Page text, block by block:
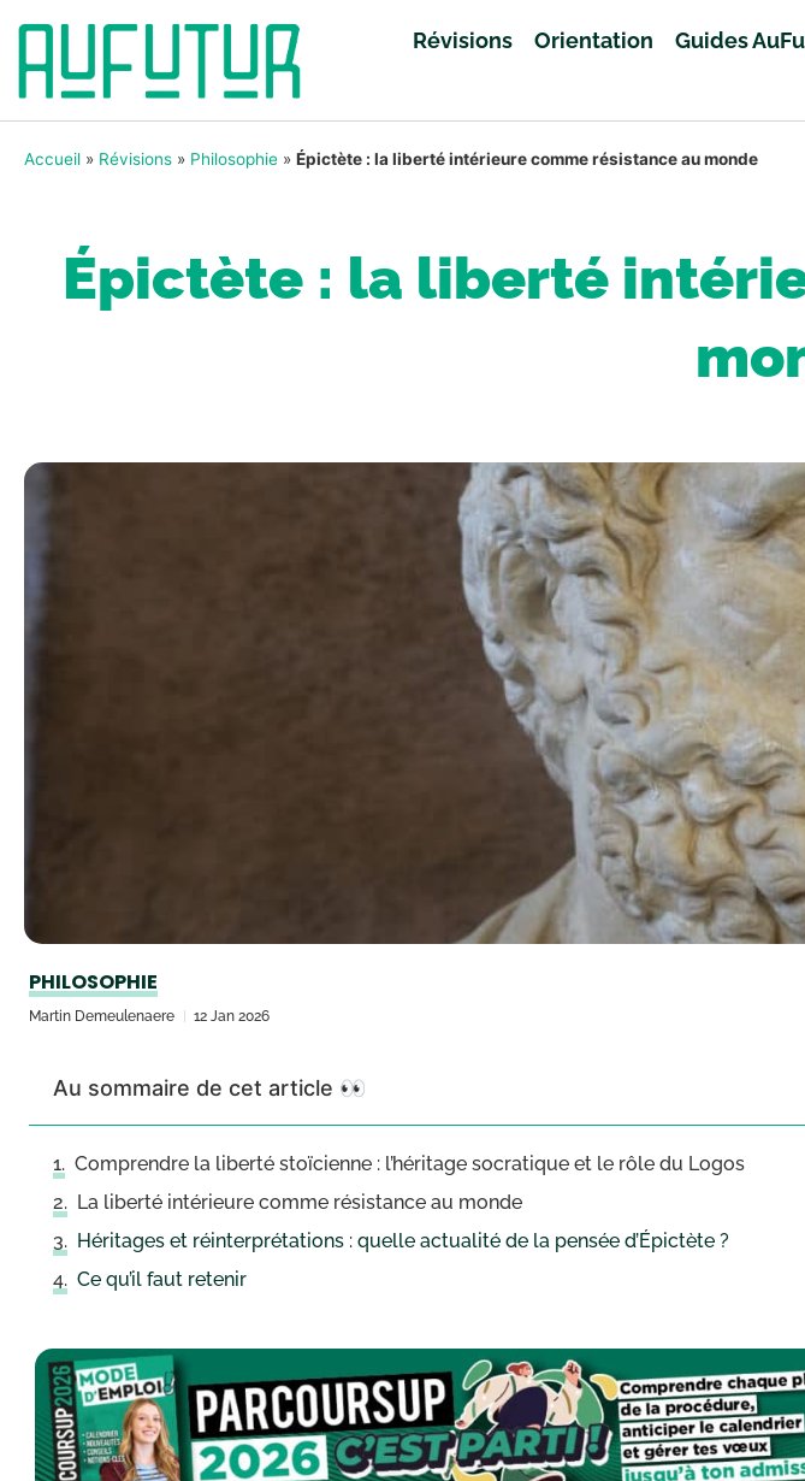
Révisions Orientation Guides
Accueil » Révisions » Philosophie » Épictète : la liberté intérieure comme résistance au monde
Épictète : la liberté
PHILOSOPHIE
Martin Demeulenaere 12 Jan 2026
Au sommaire de cet article 👀
Comprendre la liberté stoïcienne : l’héritage socratique et le rôle du Logos
La liberté intérieure comme résistance au monde
Héritages et réinterprétations : quelle actualité de la pensée d’Épictète ?
Ce qu’il faut retenir